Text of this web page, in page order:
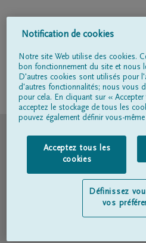
Suivez-nous sur
Conditions
Déclaration relative
Déclaration
Notification de cookies
Notre site Web utilise des cookies.
bon fonctionnement du site et nous
D'autres cookies sont utilisés pour
d'autres fonctionnalités; nous vous
pour cela. En cliquant sur «
acceptez le stockage de tous les
pouvez également définir vous-
Acceptez tous les
cookies
Définissez
vos